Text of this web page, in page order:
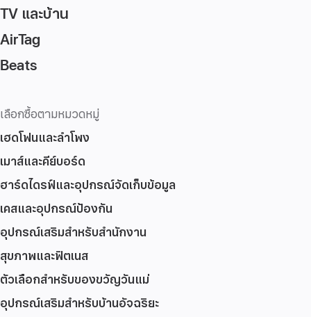
TV และบ้าน
AirTag
Beats
เลือกซื้อตามหมวดหมู่
เฮดโฟนและลำโพง
เมาส์และคีย์บอร์ด
ฮาร์ดไดรฟ์และอุปกรณ์จัดเก็บข้อมูล
เคสและอุปกรณ์ป้องกัน
อุปกรณ์เสริมสำหรับสำนักงาน
สุขภาพและฟิตเนส
ตัวเลือกสำหรับของขวัญวันแม่
อุปกรณ์เสริมสำหรับบ้านอัจฉริยะ